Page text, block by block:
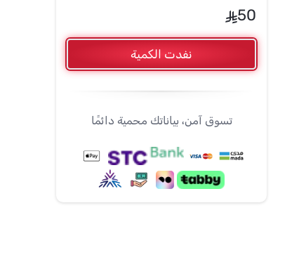
50
نفدت الكمية
تسوق آمن، بياناتك محمية دائمًا